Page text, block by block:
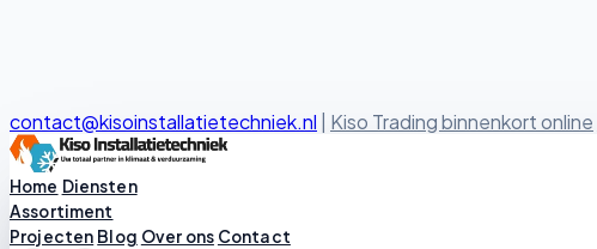
contact@kisoinstallatietechniek.nl Kiso Trading binnenkort online
Kiso Installatietechniek logo
Home Diensten
Assortiment
Projecten Blog Over ons Contact